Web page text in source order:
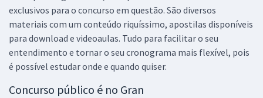
exclusivos para o concurso em questão. São diversos
materiais com um conteúdo riquíssimo, apostilas disponíveis
para download e videoaulas. Tudo para facilitar o seu
entendimento e tornar o seu cronograma mais flexível, pois
é possível estudar onde e quando quiser.
Concurso público é no Gran